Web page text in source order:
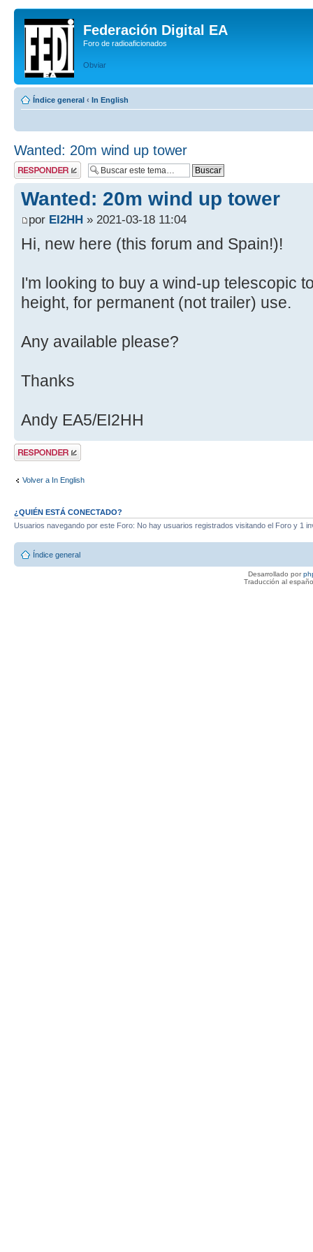
Federación Digital EA
Foro de radioaficionados
Obviar
Índice general ‹ In English
Wanted: 20m wind up tower
Publicar una
respuesta
Wanted: 20m wind up tower
por EI2HH » 2021-03-18 11:04
Hi, new here (this forum and Spain!)!
I'm looking to buy a wind-up telescopic
height, for permanent (not trailer) use.
Any available please?
Thanks
Andy EA5/EI2HH
Publicar una
respuesta
Volver a In English
¿QUIÉN ESTÁ CONECTADO?
Usuarios navegando por este Foro: No hay usuarios registrados visitando el Foro y 1
Índice general
Desarrollado por
Traducción al